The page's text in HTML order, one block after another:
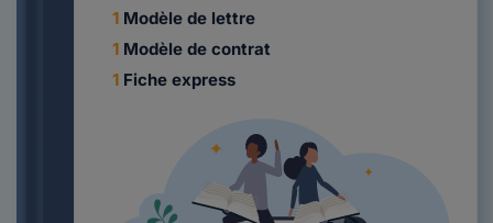
1 Modèle de lettre
1 Modèle de contrat
1 Fiche express